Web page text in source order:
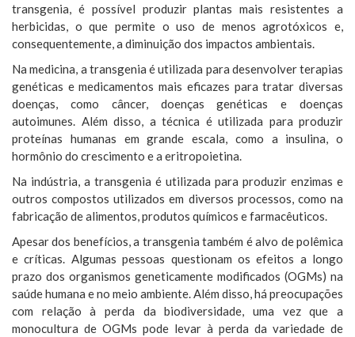
transgenia, é possível produzir plantas mais resistentes a
herbicidas, o que permite o uso de menos agrotóxicos e,
consequentemente, a diminuição dos impactos ambientais.
Na medicina, a transgenia é utilizada para desenvolver terapias
genéticas e medicamentos mais eficazes para tratar diversas
doenças, como câncer, doenças genéticas e doenças
autoimunes. Além disso, a técnica é utilizada para produzir
proteínas humanas em grande escala, como a insulina, o
hormônio do crescimento e a eritropoietina.
Na indústria, a transgenia é utilizada para produzir enzimas e
outros compostos utilizados em diversos processos, como na
fabricação de alimentos, produtos químicos e farmacêuticos.
Apesar dos benefícios, a transgenia também é alvo de polêmica
e críticas. Algumas pessoas questionam os efeitos a longo
prazo dos organismos geneticamente modificados (OGMs) na
saúde humana e no meio ambiente. Além disso, há preocupações
com relação à perda da biodiversidade, uma vez que a
monocultura de OGMs pode levar à perda da variedade de